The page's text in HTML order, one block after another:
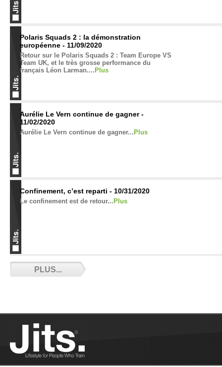
Polaris Squads 2 : la démonstration
européenne - 11/09/2020
Retour sur le Polaris Squads 2 : Team Europe VS
Team UK, et le très grosse performance du
français Léon Larman.... Plus
Aurélie Le Vern continue de gagner -
11/02/2020
Aurélie Le Vern continue de gagner... Plus
Confinement, c’est reparti - 10/31/2020
Le confinement est de retour... Plus
Résultats des championnats de France de
Ne-Waza 2020 - 10/25/2020
Ce qu’il faut retenir des Pan-Ams 2020 -
10/17/2020
Petit retour sur les Pans 2020...Plus
PLUS...